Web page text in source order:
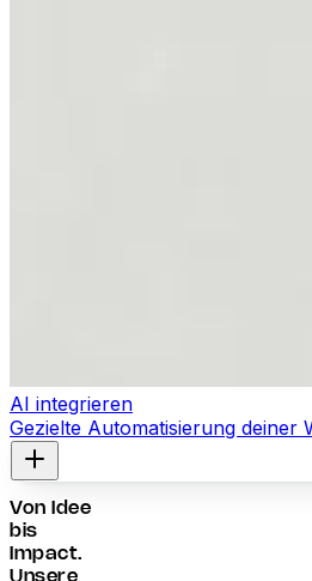
AI integrieren
Gezielte Automatisierung deiner
Von Idee
bis
Impact.
Unsere